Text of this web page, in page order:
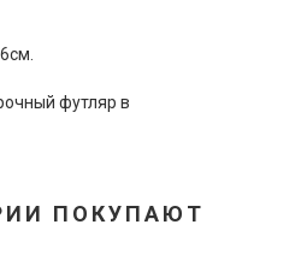
футляр в
ПОКУПАЮТ